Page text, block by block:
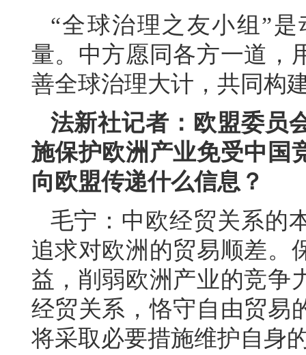
“全球治理之友小组”
量。中方愿同各方一道，
善全球治理大计，共同构
法新社记者：欧盟委员
施保护欧洲产业免受中国
向欧盟传递什么信息？
毛宁：中欧经贸关系的
追求对欧洲的贸易顺差。
益，削弱欧洲产业的竞争
经贸关系，恪守自由贸易
将采取必要措施维护自身